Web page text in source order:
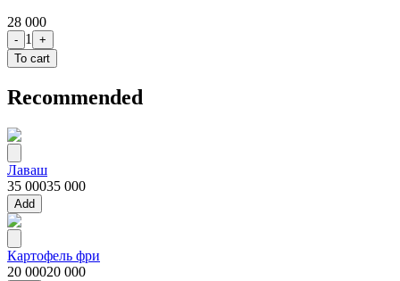
28 000
- 1
+
To cart
Recommended
Лаваш
35 00035 000
Add
Картофель фри
20 00020 000